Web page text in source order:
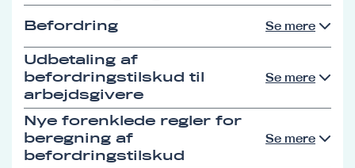
Befordring Se mere
Udbetaling af
befordringstilskud til
arbejdsgivere
Se mere
Nye forenklede regler for
beregning af
befordringstilskud
Se mere